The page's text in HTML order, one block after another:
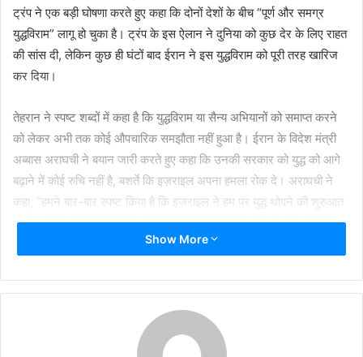
ट्रंप ने एक बड़ी घोषणा करते हुए कहा कि दोनों देशों के बीच “पूर्ण और समग्र
युद्धविराम” लागू हो चुका है। ट्रंप के इस ऐलान ने दुनिया को कुछ देर के लिए राहत
की सांस दी, लेकिन कुछ ही घंटों बाद ईरान ने इस युद्धविराम को पूरी तरह खारिज
कर दिया।
तेहरान ने स्पष्ट शब्दों में कहा है कि युद्धविराम या सैन्य अभियानों को समाप्त करने
को लेकर अभी तक कोई औपचारिक समझौता नहीं हुआ है। ईरान के विदेश मंत्री
अब्बास अराघची ने बयान जारी करते हुए कहा कि उनकी सरकार को युद्ध को आगे
बढ़ाने में कोई रुचि नहीं है, बशर्ते कि इज़राइल अपना हमला रोक दे। अराघची ने
कहा, “हमने बार-बार स्पष्ट किया है कि इज़राइल ने हम पर युद्ध थोपने की शुरुआत
की है। अगर इज़राइली शासन हमारे नागरिकों के खिलाफ़ सुबह 4 बजे से पहले
अपना आक्रामक अभियान रोक देता है, तो हमारा जवाबी कार्रवाई जारी रखने का
युद्धविराम लागू होने के बाद से अब तक इज़राइल पर कोई नई मिसाइल दागी नहीं गई
है। सीएनएन की रिपोर्ट के मुताबिक, अधिकारी ने कहा, “हमने अब तक दुश्मन पर
Show More